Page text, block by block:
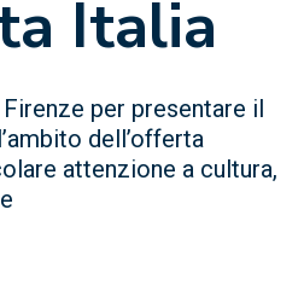
Italia
per presentare il
dell’offerta
attenzione a cultura,